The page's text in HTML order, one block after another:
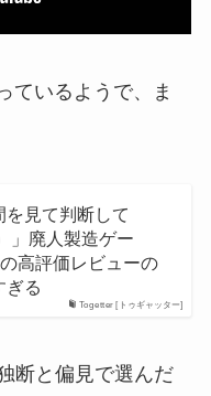
ているようで、ま
Togetter [トゥギャッター]
を見て判断して
」廃人製造ゲー
の高評価レビューの
ぎる
断と偏見で選んだ